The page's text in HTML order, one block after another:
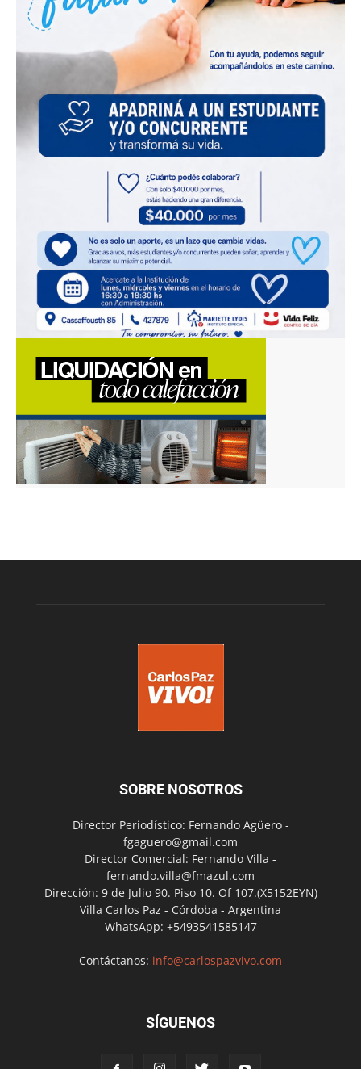
SOBRE NOSOTROS
Director Periodístico: Fernando Agüero -
fgaguero@gmail.com
Director Comercial: Fernando Villa -
fernando.villa@fmazul.com
Dirección: 9 de Julio 90. Piso 10. Of 107.(X5152EYN)
Villa Carlos Paz - Córdoba - Argentina
WhatsApp: +5493541585147
Contáctanos: info@carlospazvivo.com
SÍGUENOS